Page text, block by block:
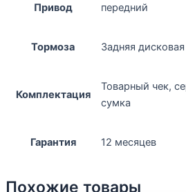
Привод передний
Тормоза Задняя дисковая
Комплектация
Товарный чек,
сумка
Гарантия 12 месяцев
Похожие товары